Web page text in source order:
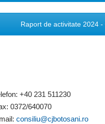
Raport de activitate 2024 -
+40 231 511230
0372/640070
consiliu@cjbotosani.ro